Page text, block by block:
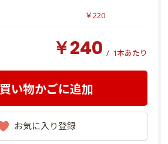
￥220
￥240 / 1本あたり
買い物かごに追加
お気に入り登録